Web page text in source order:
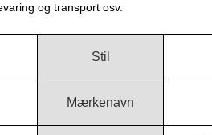
og transport osv.
Stil
Mærkenavn